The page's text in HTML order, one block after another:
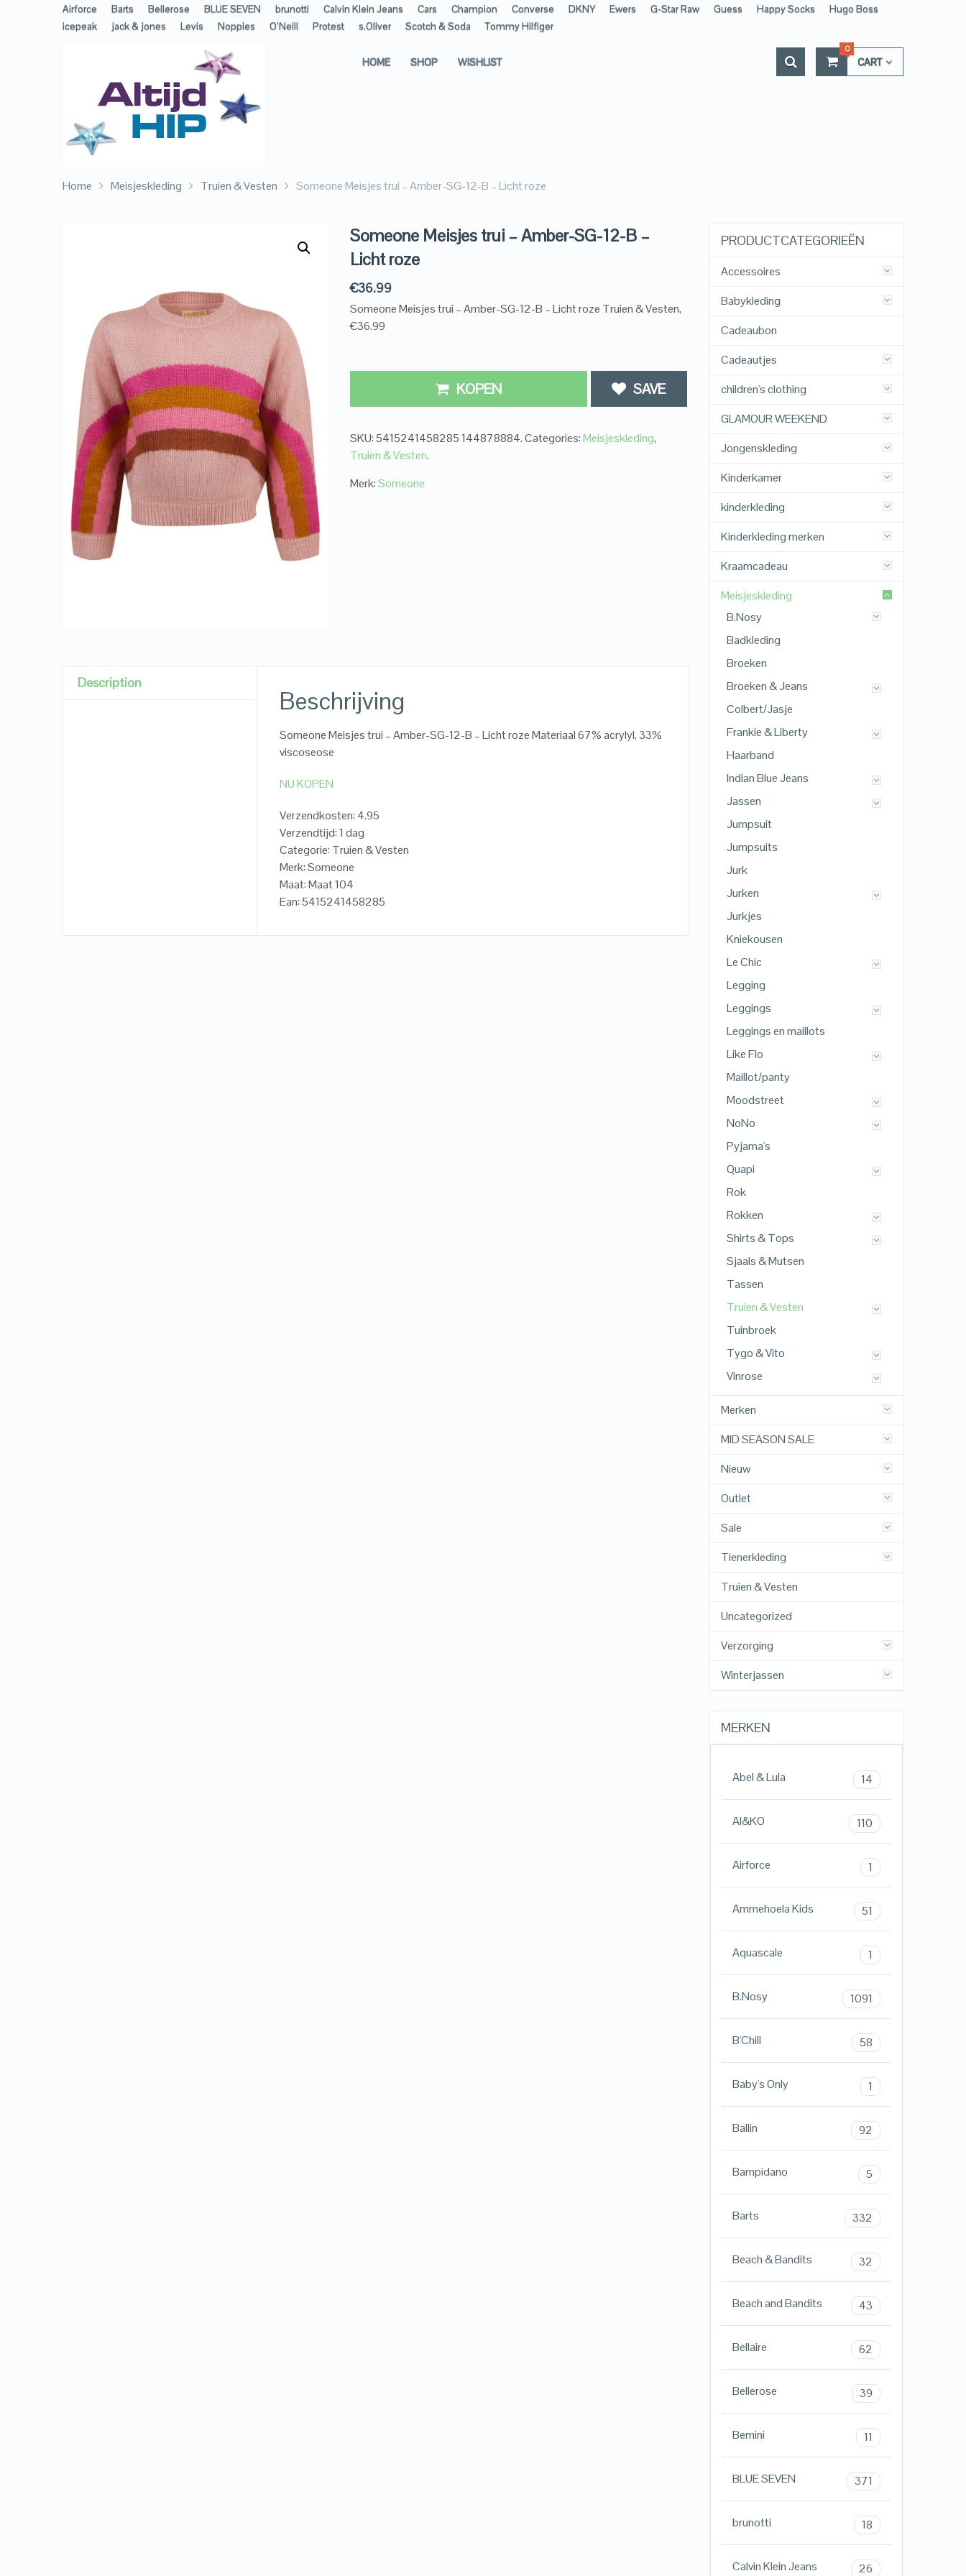
Airforce Barts Bellerose BLUE SEVEN brunotti Calvin Klein Jeans Cars Champion Converse DKNY Ewers G-Star Raw Guess Happy Socks
Hugo Boss
icepeak
jack & jones Levis Noppies O’Neill Protest s.Oliver Scotch & Soda Tommy Hilfiger
HOME SHOP WISHLIST CART
0
Home Meisjeskleding Truien & Vesten Someone Meisjes trui – Amber-SG-12-B – Licht roze
Someone Meisjes trui – Amber-SG-12-B –
Licht roze
€36.99
Someone Meisjes trui – Amber-SG-12-B – Licht roze Truien & Vesten,
€36.99
KOPEN SAVE
SKU:5415241458285 144878884.Categories:Meisjeskleding,
Truien & Vesten.
Merk:Someone
Description
Beschrijving
Someone Meisjes trui – Amber-SG-12-B – Licht roze Materiaal 67% acrylyl, 33%
viscoseose
NU KOPEN
Verzendkosten: 4.95
Verzendtijd: 1 dag
Categorie: Truien & Vesten
Merk: Someone
Maat: Maat 104
Ean: 5415241458285
PRODUCTCATEGORIEËN
Accessoires
Babykleding
Cadeaubon
Cadeautjes
children's clothing
GLAMOUR WEEKEND
Jongenskleding
Kinderkamer
kinderkleding
Kinderkleding merken
Kraamcadeau
Meisjeskleding
B.Nosy
Badkleding
Broeken
Broeken & Jeans
Colbert/Jasje
Frankie & Liberty
Haarband
Indian Blue Jeans
Jassen
Jumpsuit
Jumpsuits
Jurk
Jurken
Jurkjes
Kniekousen
Le Chic
Legging
Leggings
Leggings en maillots
Like Flo
Maillot/panty
Moodstreet
NoNo
Pyjama's
Quapi
Rok
Rokken
Shirts & Tops
Sjaals & Mutsen
Tassen
Truien & Vesten
Tuinbroek
Tygo & Vito
Vinrose
Merken
MID SEASON SALE
Nieuw
Outlet
Sale
Tienerkleding
Truien & Vesten
Uncategorized
Verzorging
Winterjassen
MERKEN
Abel & Lula 14
AI&KO 110
Airforce 1
Ammehoela Kids 51
Aquascale 1
B.Nosy 1091
B'Chill 58
Baby's Only 1
Ballin 92
Bampidano 5
Barts 332
Beach & Bandits 32
Beach and Bandits 43
Bellaire 62
Bellerose 39
Bemini 11
BLUE SEVEN 371
brunotti 18
Calvin Klein Jeans 26